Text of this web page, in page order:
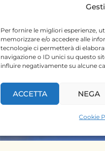
Per fornire le migliori esperienze,
memorizzare e/o accedere alle
tecnologie ci permetterà di
navigazione o ID unici su questo
influire negativamente su alcune
ACCETTA NEGA
Cookie